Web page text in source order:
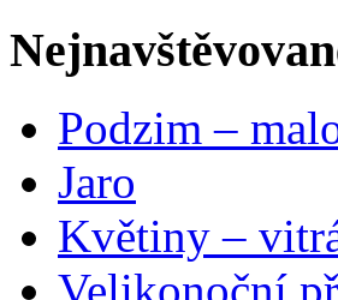
Podzim –
Jaro
Květiny –
Velikonoční